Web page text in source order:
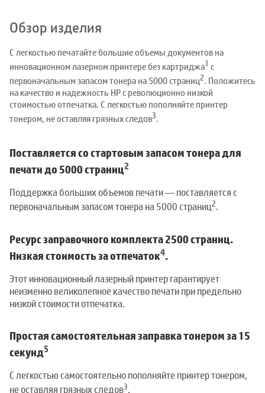
Обзор изделия
С легкостью печатайте большие объемы документов на
инновационном лазерном принтере без картриджа1 с
первоначальным запасом тонера на 5000 страниц2. Положитесь
на качество и надежность HP с революционно низкой
стоимостью отпечатка. С легкостью пополняйте принтер
тонером, не оставляя грязных следов3.
Поставляется со стартовым запасом тонера для
печати до 5000 страниц2
Поддержка больших объемов печати — поставляется с
первоначальным запасом тонера на 5000 страниц2.
Ресурс заправочного комплекта 2500 страниц.
Низкая стоимость за отпечаток4.
Этот инновационный лазерный принтер гарантирует
неизменно великолепное качество печати при предельно
низкой стоимости отпечатка.
Простая самостоятельная заправка тонером за 15
секунд5
С легкостью самостоятельно пополняйте принтер тонером,
не оставляя грязных следов3.